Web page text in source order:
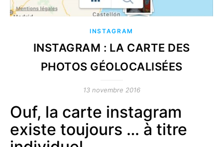
INSTAGRAM
INSTAGRAM : LA CARTE DES
PHOTOS GÉOLOCALISÉES
13 novembre 2016
Ouf, la carte instagram
existe toujours … à titre